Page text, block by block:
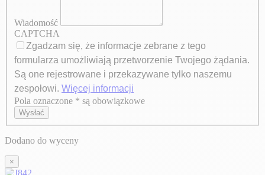
Wiadomość
CAPTCHA
Zgadzam się, że informacje zebrane z tego
formularza umożliwiają przetworzenie Twojego żądania.
Są one rejestrowane i przekazywane tylko naszemu
zespołowi. Więcej informacji
Axeptio consent
Pola oznaczone * są obowiązkowe
Wysłać
Dodano do wyceny
×